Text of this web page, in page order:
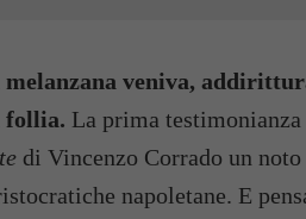
melanzana veniva,
follia. La prima
di Vincenzo Corrado un
napoletane. E